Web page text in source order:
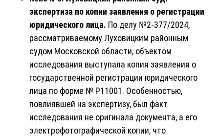
экспертиза по копии заявления о регистрации
юридического лица. По делу №2-377/2024,
рассматриваемому Луховицким районным
судом Московской области, объектом
исследования выступала копия заявления о
государственной регистрации юридического
лица по форме № Р11001. Особенностью,
повлиявшей на экспертизу, был факт
исследования не оригинала документа, а его
электрофотографической копии, что